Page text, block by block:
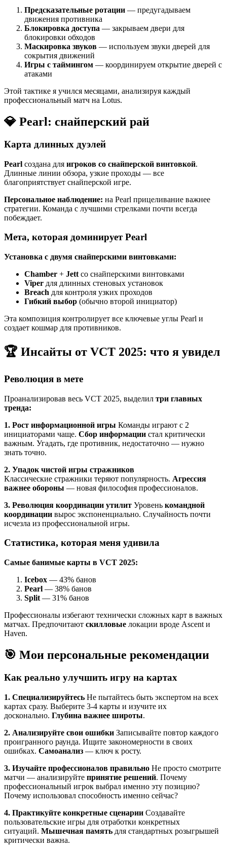
Предсказательные ротации — предугадываем
движения противника
Блокировка доступа — закрываем двери для
блокировки обходов
Маскировка звуков — используем звуки дверей для
сокрытия движений
Игры с таймингом — координируем открытие дверей с
атаками
Этой тактике я учился месяцами, анализируя каждый
профессиональный матч на Lotus.
💎 Pearl: снайперский рай
Карта длинных дуэлей
Pearl создана для игроков со снайперской винтовкой.
Длинные линии обзора, узкие проходы — все
благоприятствует снайперской игре.
Персональное наблюдение: на Pearl прицеливание важнее
стратегии. Команда с лучшими стрелками почти всегда
побеждает.
Мета, которая доминирует Pearl
Установка с двумя снайперскими винтовками:
Chamber + Jett со снайперскими винтовками
Viper для длинных стеновых установок
Breach для контроля узких проходов
Гибкий выбор (обычно второй инициатор)
Эта композиция контролирует все ключевые углы Pearl и
создает кошмар для противников.
🏆 Инсайты от VCT 2025: что я увидел
Революция в мете
Проанализировав весь VCT 2025, выделил три главных
тренда:
1. Рост информационной игры Команды играют с 2
инициаторами чаще. Сбор информации стал критически
важным. Угадать, где противник, недостаточно — нужно
знать точно.
2. Упадок чистой игры стражников
Классические стражники теряют популярность. Агрессия
важнее обороны — новая философия профессионалов.
3. Революция координации утилит Уровень командной
координации вырос экспоненциально. Случайность почти
исчезла из профессиональной игры.
Статистика, которая меня удивила
Самые банимые карты в VCT 2025:
Icebox — 43% банов
Pearl — 38% банов
Split — 31% банов
Профессионалы избегают технически сложных карт в важных
матчах. Предпочитают скилловые локации вроде Ascent и
Haven.
🎯 Мои персональные рекомендации
Как реально улучшить игру на картах
1. Специализируйтесь Не пытайтесь быть экспертом на всех
картах сразу. Выберите 3-4 карты и изучите их
досконально. Глубина важнее широты.
2. Анализируйте свои ошибки Записывайте повтор каждого
проигранного раунда. Ищите закономерности в своих
ошибках. Самоанализ — ключ к росту.
3. Изучайте профессионалов правильно Не просто смотрите
матчи — анализируйте принятие решений. Почему
профессиональный игрок выбрал именно эту позицию?
Почему использовал способность именно сейчас?
4. Практикуйте конкретные сценарии Создавайте
пользовательские игры для отработки конкретных
ситуаций. Мышечная память для стандартных розыгрышей
критически важна.